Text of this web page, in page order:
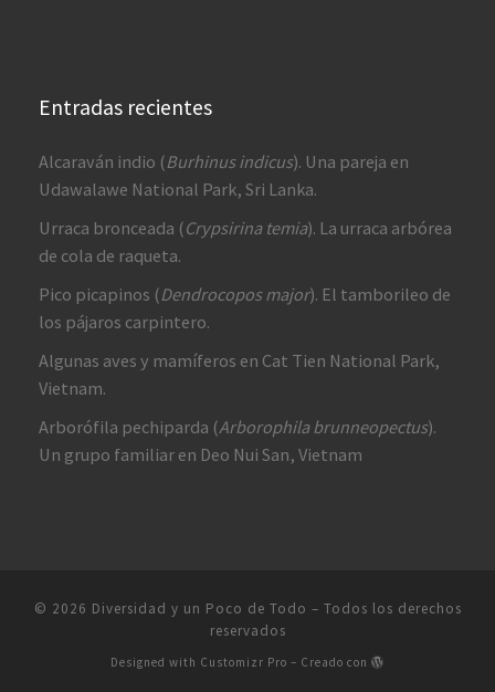
Entradas recientes
Alcaraván indio (Burhinus indicus). Una pareja en
Udawalawe National Park, Sri Lanka.
Urraca bronceada (Crypsirina temia). La urraca arbórea
de cola de raqueta.
Pico picapinos (Dendrocopos major). El tamborileo de
los pájaros carpintero.
Algunas aves y mamíferos en Cat Tien National Park,
Vietnam.
Arborófila pechiparda (Arborophila brunneopectus).
Un grupo familiar en Deo Nui San, Vietnam
© 2026 Diversidad y un Poco de Todo – Todos los derechos
reservados
Designed with Customizr Pro – Creado con